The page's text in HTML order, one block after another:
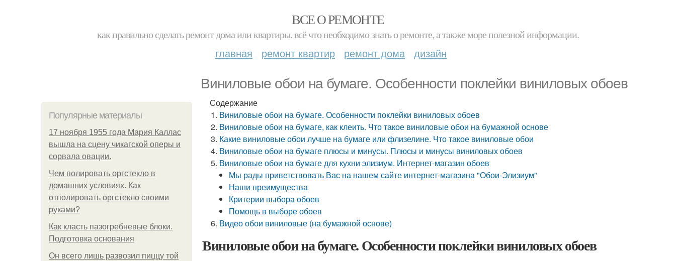
ВСЕ О РЕМОНТЕ
как правильно сделать ремонт дома или квартиры. всё что необходимо знать о ремонте, а также море полезной информации.
главная ремонт квартир ремонт дома дизайн
Виниловые обои на бумаге. Особенности поклейки виниловых обоев
Популярные материалы
17 ноября 1955 года Мария Каллас
вышла на сцену чикагской оперы и
сорвала овации.
Чем полировать оргстекло в
домашних условиях. Как
отполировать оргстекло своими
руками?
Как класть пазогребневые блоки.
Подготовка основания
Он всего лишь развозил пиццу той
Содержание
Виниловые обои на бумаге. Особенности поклейки виниловых обоев
Виниловые обои на бумаге, как клеить. Что такое виниловые обои на бумажной основе
Какие виниловые обои лучше на бумаге или флизелине. Что такое виниловые обои
Виниловые обои на бумаге плюсы и минусы. Плюсы и минусы виниловых обоев
Виниловые обои на бумаге для кухни элизиум. Интернет-магазин обоев
Мы рады приветствовать Вас на нашем сайте интернет-магазина "Обои-Элизиум"
Наши преимущества
Критерии выбора обоев
Помощь в выборе обоев
Видео обои виниловые (на бумажной основе)
Виниловые обои на бумаге. Особенности поклейки виниловых обоев